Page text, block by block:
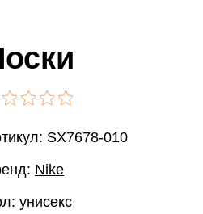
SX7678-010
Nike
унисекс